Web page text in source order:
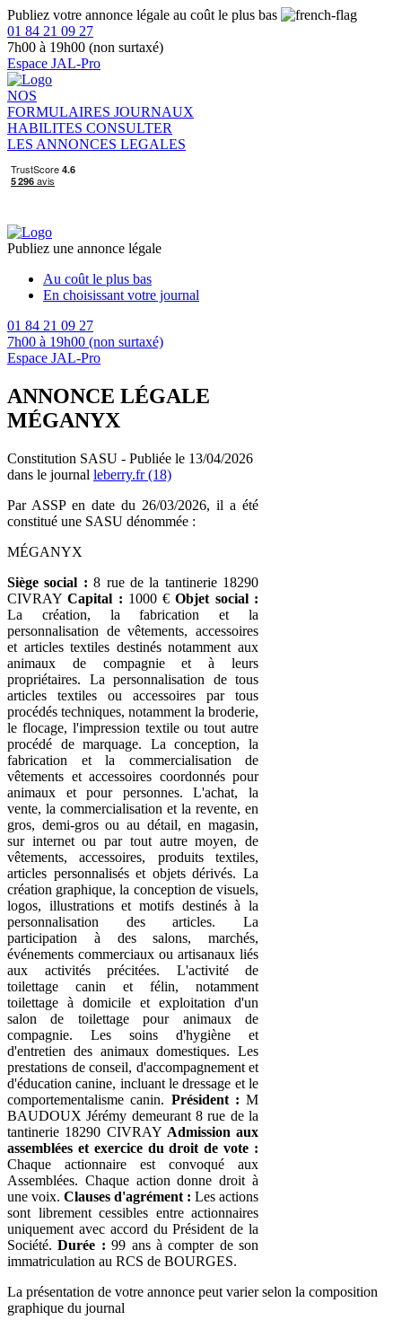
Publiez votre annonce légale au coût le plus bas
01 84 21 09 27
7h00 à 19h00 (non surtaxé)
Espace JAL-Pro
NOS
FORMULAIRES JOURNAUX
HABILITES CONSULTER
LES ANNONCES LEGALES
Publiez une annonce légale
Au coût le plus bas
En choisissant votre journal
01 84 21 09 27
7h00 à 19h00 (non surtaxé)
Espace JAL-Pro
ANNONCE LÉGALE
MÉGANYX
Constitution SASU - Publiée le 13/04/2026
dans le journal leberry.fr (18)
Par ASSP en date du 26/03/2026, il a été
constitué une SASU dénommée :
MÉGANYX
Siège social : 8 rue de la tantinerie 18290
CIVRAYCapital : 1000 €Objet social :
La création, la fabrication et la
personnalisation de vêtements, accessoires
et articles textiles destinés notamment aux
animaux de compagnie et à leurs
propriétaires. La personnalisation de tous
articles textiles ou accessoires par tous
procédés techniques, notamment la broderie,
le flocage, l'impression textile ou tout autre
procédé de marquage. La conception, la
fabrication et la commercialisation de
vêtements et accessoires coordonnés pour
animaux et pour personnes. L'achat, la
vente, la commercialisation et la revente, en
gros, demi-gros ou au détail, en magasin,
sur internet ou par tout autre moyen, de
vêtements, accessoires, produits textiles,
articles personnalisés et objets dérivés. La
création graphique, la conception de visuels,
logos, illustrations et motifs destinés à la
personnalisation des articles. La
participation à des salons, marchés,
événements commerciaux ou artisanaux liés
aux activités précitées. L'activité de
toilettage canin et félin, notamment
toilettage à domicile et exploitation d'un
salon de toilettage pour animaux de
compagnie. Les soins d'hygiène et
d'entretien des animaux domestiques. Les
prestations de conseil, d'accompagnement et
d'éducation canine, incluant le dressage et le
comportementalisme canin. Président : M
BAUDOUX Jérémy demeurant 8 rue de la
tantinerie 18290 CIVRAY Admission aux
assemblées et exercice du droit de vote :
Chaque actionnaire est convoqué aux
Assemblées. Chaque action donne droit à
une voix. Clauses d'agrément : Les actions
sont librement cessibles entre actionnaires
uniquement avec accord du Président de la
Société.Durée : 99 ans à compter de son
immatriculation au RCS de BOURGES.
La présentation de votre annonce peut varier selon la composition
graphique du journal